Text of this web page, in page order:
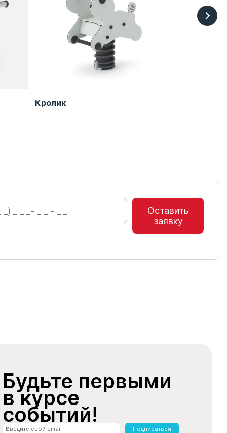
Кролик
Оставить
заявку
Будьте первыми
в курсе
событий!
Подписаться